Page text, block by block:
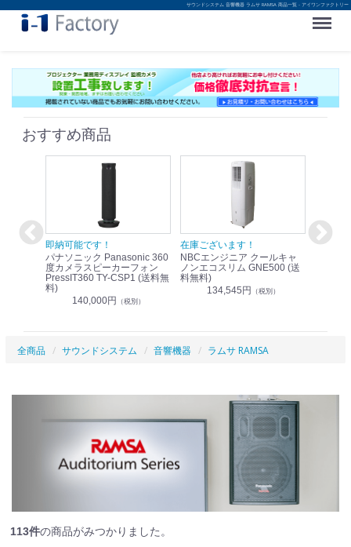
サウンドシステム 音響機器 ラムサ RAMSA 商品一覧 - アイワンファクトリー
Menu
おすすめ商品
即納可能です！
パナソニック Panasonic 360
度カメラスピーカーフォン
PressIT360 TY-CSP1 (送料無
料)
140,000円 （税別）
在庫ございます！
NBCエンジニア クールキャ
ノンエコスリム GNE500 (送
料無料)
134,545円 （税別）
即納可
全商品 サウンドシステム 音響機器 ラムサ RAMSA
113件の商品がみつかりました。